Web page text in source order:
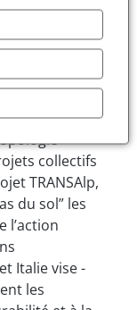
des
et
sanitaire - est
les
et
collectifs
TRANSAlp,
du sol” les
l’action
Italie vise -
les